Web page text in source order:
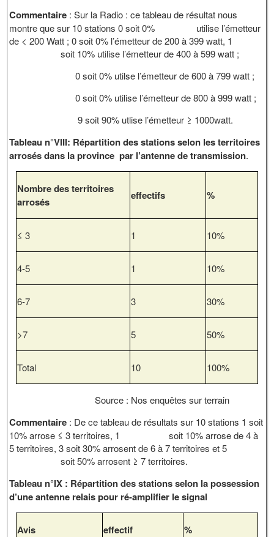
Commentaire : Sur la Radio : ce tableau de résultat nous
montre que sur 10 stations 0 soit 0% utilise l’émetteur
de < 200 Watt ; 0 soit 0% l’émetteur de 200 à 399 watt, 1
soit 10% utilise l’émetteur de 400 à 599 watt ;
0 soit 0% utilse l’émetteur de 600 à 799 watt ;
0 soit 0% utilise l’émetteur de 800 à 999 watt ;
9 soit 90% utlise l’émetteur ≥ 1000watt.
Tableau n°VIII: Répartition des stations selon les territoires
arrosés dans la province par l’antenne de transmission.
Nombre des territoires
arrosés
effectifs %
≤ 3 1 10%
4-5 1 10%
6-7 3 30%
>7 5 50%
Total 10 100%
Source : Nos enquêtes sur terrain
Commentaire : De ce tableau de résultats sur 10 stations 1 soit
10% arrose ≤ 3 territoires, 1 soit 10% arrose de 4 à
5 territoires, 3 soit 30% arrosent de 6 à 7 territoires et 5
soit 50% arrosent ≥ 7 territoires.
Tableau n°IX : Répartition des stations selon la possession
d’une antenne relais pour ré-amplifier le signal
Avis effectif %